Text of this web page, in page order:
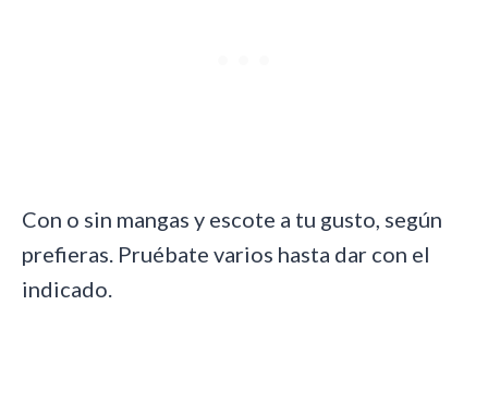
Con o sin mangas y escote a tu gusto, según
prefieras. Pruébate varios hasta dar con el
indicado.